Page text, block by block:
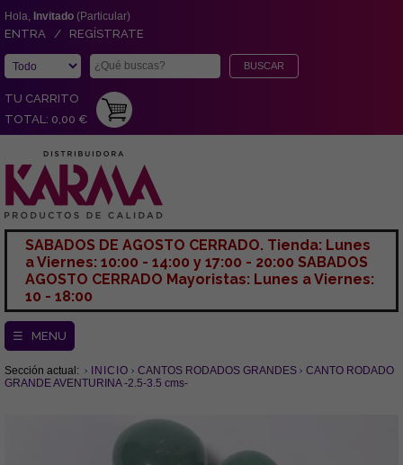
Hola, Invitado (Particular)
ENTRA / REGÍSTRATE
TU CARRITO
TOTAL: 0,00 €
SABADOS DE AGOSTO CERRADO. Tienda: Lunes
a Viernes: 10:00 - 14:00 y 17:00 - 20:00 SABADOS
AGOSTO CERRADO Mayoristas: Lunes a Viernes:
10 - 18:00
☰ MENU
Sección actual: INICIO CANTOS RODADOS GRANDES
CANTO RODADO
GRANDE AVENTURINA -2.5-3.5 cms-